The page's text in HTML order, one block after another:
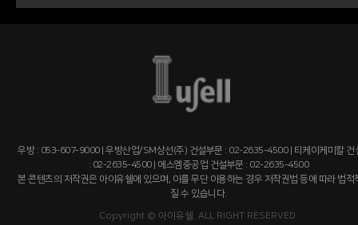
우방 : 053-607-9000 | 우방산업/SM상선(주) 건설부문 : 02-2635-4500 | 티케이케미칼 건
: 02-2635-4500 | 에스엠중공업 건설부문 : 02-2635-4500
본 콘텐츠의 저작권은 아이유쉘에 있으며, 이를 무단 이용하는 경우 저작권법 등에 따라 법적
질 수 있습니다.
Copyright © 아이유쉘. ALL RIGHT RESERVED.